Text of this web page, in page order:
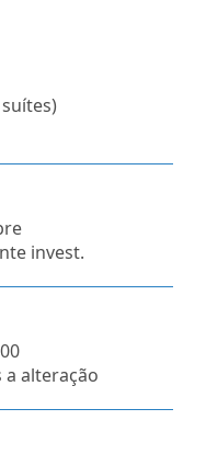
invest.
a alteração